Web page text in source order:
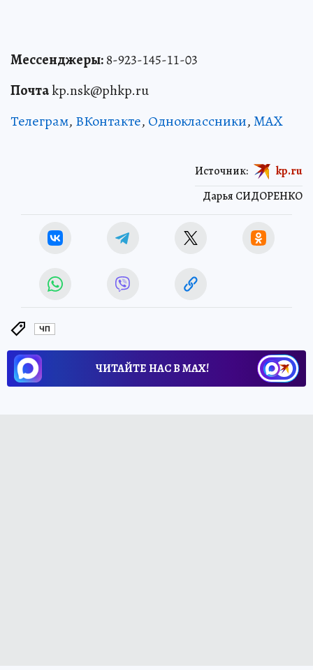
Мессенджеры:8-923-145-11-03
Почтаkp.nsk@phkp.ru
Телеграм, ВКонтакте, Одноклассники,MAX
Дарья СИДОРЕНКО
Источник: kp.ru
ЧП
ЧИТАЙТЕ НАС В МАХ!